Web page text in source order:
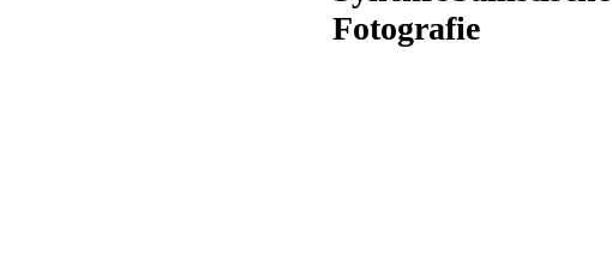
Fotografie